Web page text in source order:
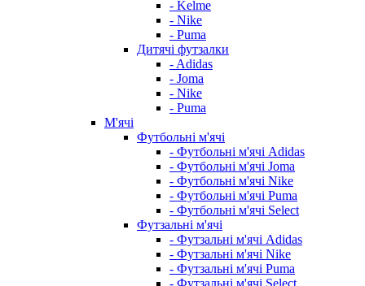
- Kelme
- Nike
- Puma
Дитячі футзалки
- Adidas
- Joma
- Nike
- Puma
М'ячі
Футбольні м'ячі
- Футбольні м'ячі Adidas
- Футбольні м'ячі Joma
- Футбольні м'ячі Nike
- Футбольні м'ячі Puma
- Футбольні м'ячі Select
Футзальні м'ячі
- Футзальні м'ячі Adidas
- Футзальні м'ячі Nike
- Футзальні м'ячі Puma
- Футзальні м'ячі Select